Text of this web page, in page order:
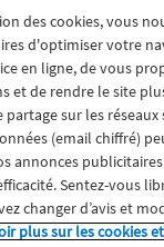
des cookies, vous
d'optimiser votre
en ligne, de vous
et de rendre le site
sur les réseaux
(email chiffré)
annonces
Sentez-vous
changer d’avis et
plus sur les cookies